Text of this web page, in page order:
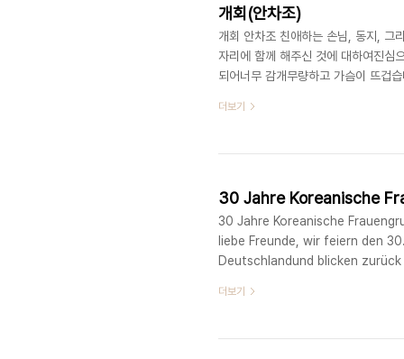
개회(안차조)
개회 안차조 친애하는 손님, 동지, 그
자리에 함께 해주신 것에 대하여진심
되어너무 감개무량하고 가슴이 뜨겁
희망을 가슴에 한 아름 앉고 젊은 나
위해 열정을 부었습니다.자신들의 의
더보기
30 Jahre Koreanische
30 Jahre Koreanische
liebe Freunde, wir feiern den
Deutschlandund blicken
durchführenkönnen. Gerade
더보기